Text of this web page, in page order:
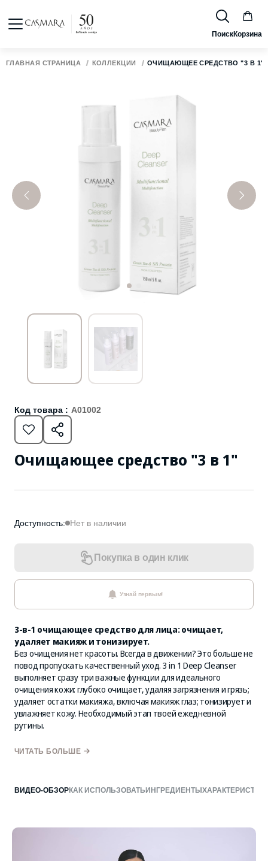
ПоискКорзина
ГЛАВНАЯ СТРАНИЦА КОЛЛЕКЦИИ ОЧИЩАЮЩЕЕ СРЕДСТВО "3 В 1"
Код товара : A01002
Очищающее средство "3 в 1"
Доступность: Нет в наличии
Покупка в один клик
Узнай первым!
3-в-1 очищающее средство для лица: очищает,
удаляет макияж и тонизирует.
Без очищения нет красоты. Всегда в движении? Это больше не
повод пропускать качественный уход. 3 in 1 Deep Cleanser
выполняет сразу три важные функции для идеального
очищения кожи: глубоко очищает, удаляя загрязнения и грязь;
удаляет остатки макияжа, включая макияж глаз; тонизирует и
увлажняет кожу. Необходимый этап твоей ежедневной
рутины.
ЗЕЛЁНОГО ЧАЯ
ПРОТЕИНОВ
ЧИТАТЬ БОЛЬШЕ
ВИДЕО-ОБЗОРКАК ИСПОЛЬЗОВАТЬИНГРЕДИЕНТЫ